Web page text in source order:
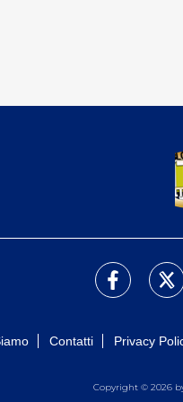
Contatti Privacy
Copyright © 2026